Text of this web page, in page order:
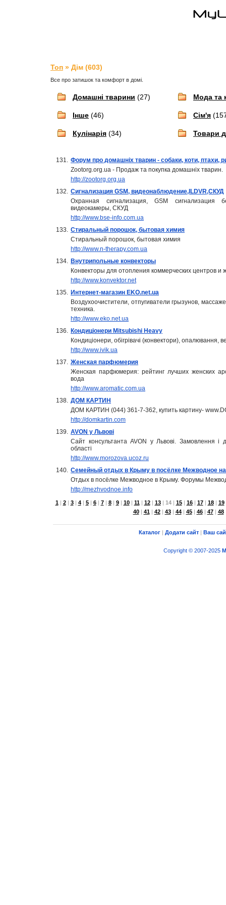
Топ » Дім (603)
Все про затишок та комфорт в домі.
Домашні тварини (27) Мода та
Інше (46) Сім'я
Кулінарія (34) Товари
131. Форум про домашніх тварин - собаки, коти, птахи,
Zootorg.org.ua - Продаж та покупка домашніх тварин.
http://zootorg.org.ua
132. Сигнализация GSM, видеонаблюдение,ILDVR,СКУД
Охранная сигнализация, GSM сигнализация
видеокамеры, СКУД
http://www.bse-info.com.ua
133. Стиральный порошок, бытовая химия
Стиральный порошок, бытовая химия
http://www.n-therapy.com.ua
134. Внутрипольные конвекторы
Конвекторы для отопления коммерческих центров и
http://www.konvektor.net
135. Интернет-магазин EKO.net.ua
Воздухоочистители, отпугиватели грызунов,
техника.
http://www.eko.net.ua
136. Кондиціонери Mitsubishi Heavy
Кондиціонери, обігрівачі (конвектори), опалювання,
http://www.ivik.ua
137. Женская парфюмерия
Женская парфюмерия: рейтинг лучших женских
вода
http://www.aromatic.com.ua
138. ДОМ КАРТИН
ДОМ КАРТИН (044) 361-7-362, купить картину-
http://domkartin.com
139. AVON у Львові
Сайт консультанта AVON у Львові. Замовлення і
області
http://www.morozova.ucoz.ru
140. Семейный отдых в Крыму в посёлке Межводное
Отдых в посёлке Межводное в Крыму. Форумы
http://mezhvodnoe.info
1| 2| 3| 4| 5| 6| 7| 8| 9| 10| 11| 12| 13| 14| 15| 16| 17| 18| 19
40| 41| 42| 43| 44| 45| 46| 47| 48
Каталог | Додати сайт | Ваш
Copyright © 2007-2025